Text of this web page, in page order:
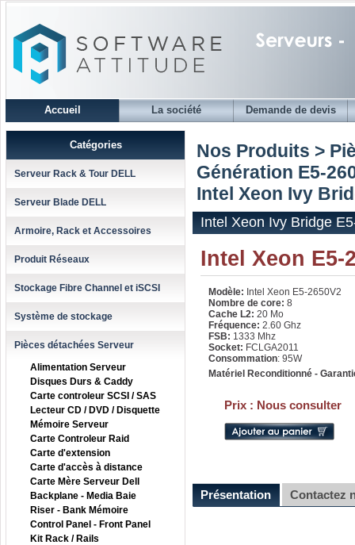
Accueil La société Demande de devis
Catégories
Serveur Rack & Tour DELL
Serveur Blade DELL
Armoire, Rack et Accessoires
Produit Réseaux
Stockage Fibre Channel et iSCSI
Système de stockage
Pièces détachées Serveur
Alimentation Serveur
Disques Durs & Caddy
Carte controleur SCSI / SAS
Lecteur CD / DVD / Disquette
Mémoire Serveur
Carte Controleur Raid
Carte d'extension
Carte d'accès à distance
Carte Mère Serveur Dell
Backplane - Media Baie
Riser - Bank Mémoire
Control Panel - Front Panel
Kit Rack / Rails
Nos Produits >
Génération E5-
Intel Xeon Ivy
Intel Xeon Ivy Bridge
Intel Xeon E5-
Modèle: Intel Xeon E5-2650V2
Nombre de core: 8
Cache L2: 20 Mo
Fréquence: 2.60 Ghz
FSB: 1333 Mhz
Socket: FCLGA2011
Consommation: 95W
Matériel Reconditionné -
Prix : Nous consulter
Présentation Contactez